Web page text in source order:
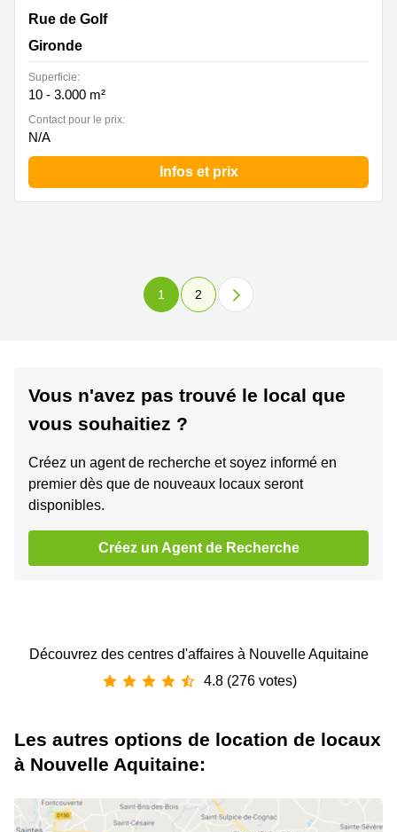
3 Rue de Golf , Gironde
Rue de Golf
Gironde
Superficie:
10 - 3.000 m²
Contact pour le prix:
N/A
Infos et prix
1 2
Vous n'avez pas trouvé le local que
vous souhaitiez ?
Créez un agent de recherche et soyez informé en
premier dès que de nouveaux locaux seront
disponibles.
Créez un Agent de Recherche
Découvrez des centres d'affaires à Nouvelle Aquitaine
4.8 (276 votes)
Les autres options de location de locaux
à Nouvelle Aquitaine: